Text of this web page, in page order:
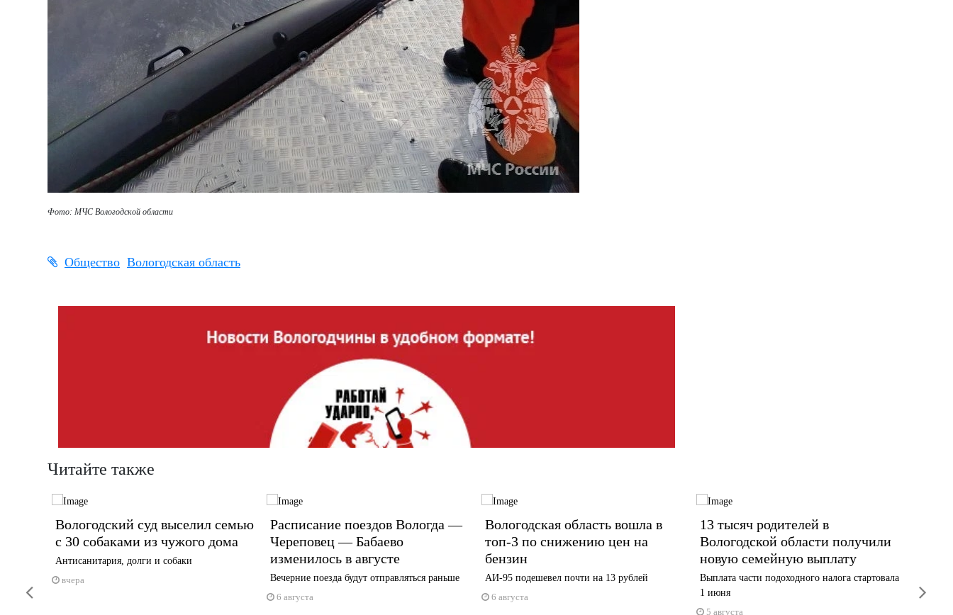
Фото: МЧС Вологодской области
Общество Вологодская область
Читайте также
Вологодский суд выселил семью
с 30 собаками из чужого дома
Антисанитария, долги и собаки
вчера
Расписание поездов Вологда —
Череповец — Бабаево
изменилось в августе
Вечерние поезда будут отправляться раньше
6 августа
Вологодская область вошла в
топ-3 по снижению цен на
бензин
АИ-95 подешевел почти на 13 рублей
6 августа
13 тысяч родителей в
Вологодской области получили
новую семейную выплату
Выплата части подоходного налога стартовала
1 июня
5 августа